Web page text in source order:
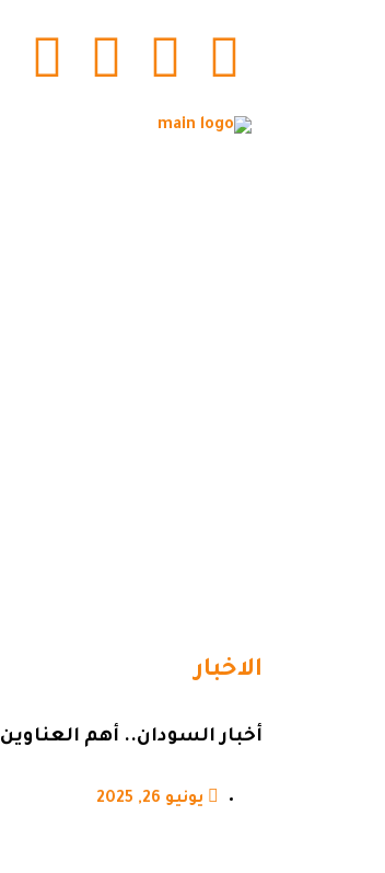
الاخبار
أخبار السودان.. أهم العناوين
يونيو 26, 2025